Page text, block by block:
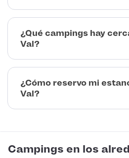
¿Qué campings hay
Val?
¿Cómo reservo mi
Val?
Campings en los